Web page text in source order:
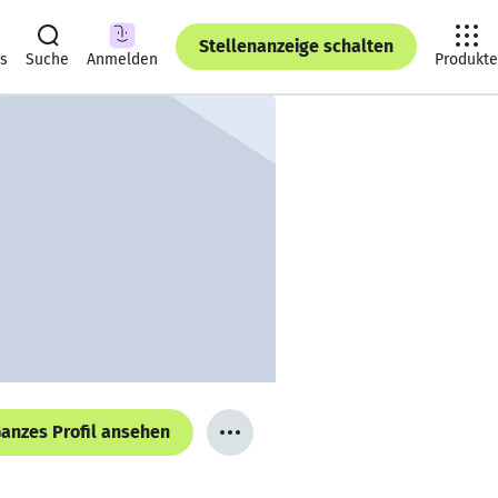
Suche Anmelden
Stellenanzeige schalten
Produkte
Profil ansehen